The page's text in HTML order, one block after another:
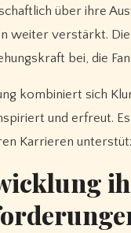
über ihre
weiter verstärkt.
bei, die
kombiniert sich
und erfreut.
Karrieren